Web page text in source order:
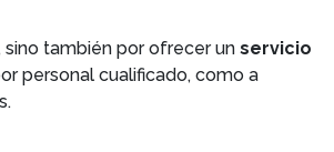
también por ofrecer un servicio
personal cualificado, como a